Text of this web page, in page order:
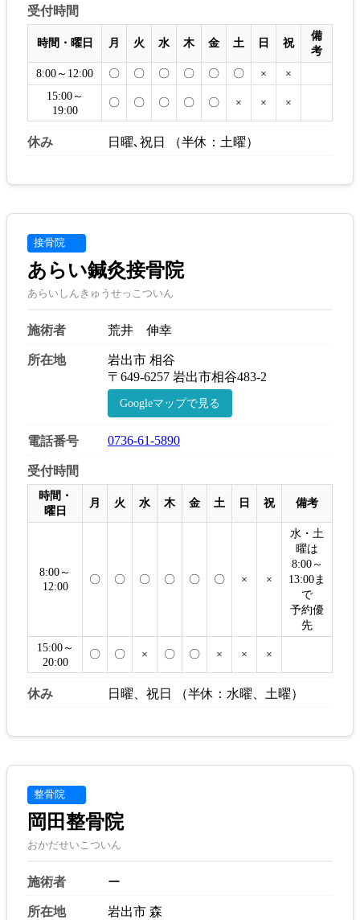
受付時間
時間・曜日 月 火 水 木 金 土 日 祝
備
考
8:00～12:00
〇 〇 〇 〇 〇 〇 ×
×
15:00～
19:00
〇 〇 〇 〇 〇 × × ×
休み 日曜､祝日 （半休：土曜）
接骨院
あらい鍼灸接骨院
あらいしんきゅうせっこついん
施術者 荒井 伸幸
所在地
岩出市 相谷
〒649-6257 岩出市相谷483-2
Googleマップで見る
電話番号 0736-61-5890
受付時間
時間・
曜日
月 火 水 木 金 土 日 祝 備考
8:00～
12:00
〇 〇 〇 〇 〇 〇 × ×
水・土
曜は
8:00～
13:00ま
で
予約優
先
15:00～
20:00
〇 〇 × 〇 〇 × × ×
休み 日曜、祝日 （半休：水曜、土曜）
整骨院
岡田整骨院
おかだせいこついん
施術者 ー
所在地
岩出市 森